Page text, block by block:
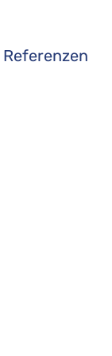
Referenzen